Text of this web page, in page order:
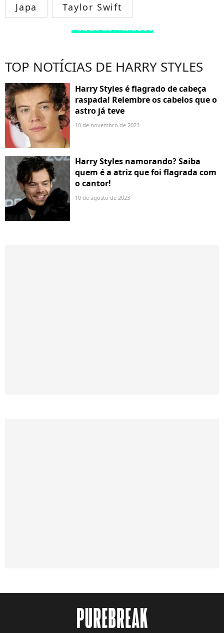
Japa Taylor Swift
TODOS OS FAMOSOS
TOP NOTÍCIAS DE HARRY STYLES
Harry Styles é flagrado de cabeça
raspada! Relembre os cabelos que o
astro já teve
10 de novembro de 2023
Harry Styles namorando? Saiba
quem é a atriz que foi flagrada com
o cantor!
10 de agosto de 2023